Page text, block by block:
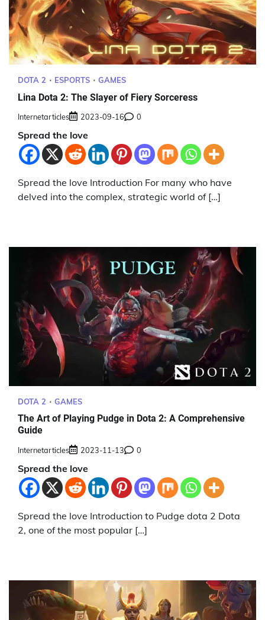
DOTA 2 ESPORTS GAMES
Lina Dota 2: The Slayer of Fiery Sorceress
Internetarticles 2023-09-16 0
Spread the love
Spread the love Introduction For many who have
delved into the complex, strategic world of […]
DOTA 2 GAMES
The Art of Playing Pudge in Dota 2: A Comprehensive
Guide
Internetarticles 2023-11-13 0
Spread the love
Spread the love Introduction to Pudge dota 2 Dota
2, one of the most popular […]